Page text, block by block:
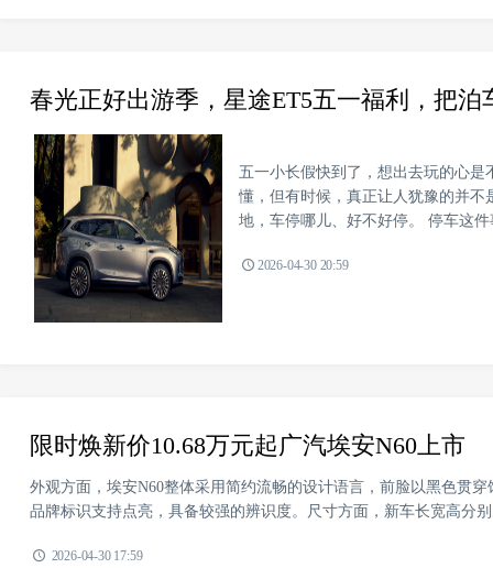
春光正好出游季，星途ET5五一福利，把泊
五一小长假快到了，想出去玩的心
懂，但有时候，真正让人犹豫的并不
地，车停哪儿、好不好停。 停车这
2026-04-30 20:59
限时焕新价10.68万元起广汽埃安N60上市
外观方面，埃安N60整体采用简约流畅的设计语言，前脸以黑色贯
品牌标识支持点亮，具备较强的辨识度。尺寸方面，新车长宽高分别
2026-04-30 17:59